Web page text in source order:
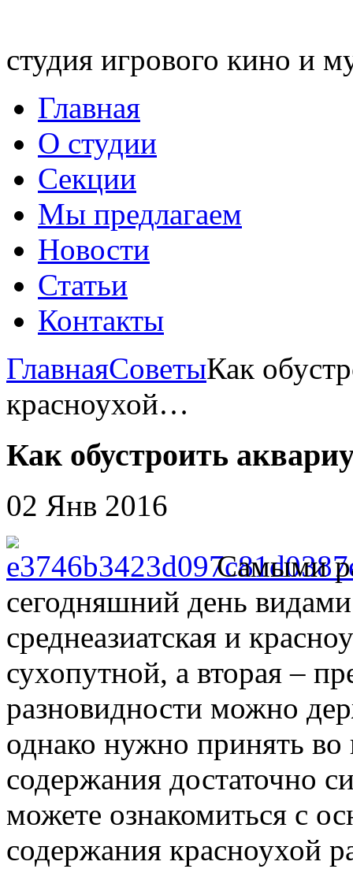
студия игрового кино и
Главная
О студии
Секции
Мы предлагаем
Новости
Статьи
Контакты
ГлавнаяСоветыКак
красноухой…
Как обустроить
02 Янв 2016
Самыми
сегодняшний день
среднеазиатская и
сухопутной, а вторая –
разновидности можно
однако нужно принять
содержания достаточно
можете ознакомиться с
содержания красноухой